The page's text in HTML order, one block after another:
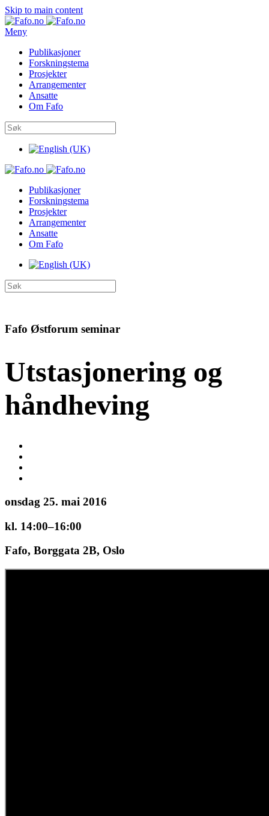
Skip to main content
Meny
Publikasjoner
Forskningstema
Prosjekter
Arrangementer
Ansatte
Om Fafo
Publikasjoner
Forskningstema
Prosjekter
Arrangementer
Ansatte
Om Fafo
Fafo Østforum seminar
Utstasjonering og
håndheving
onsdag 25. mai 2016
kl. 14:00–16:00
Fafo, Borggata 2B, Oslo